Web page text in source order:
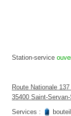
Station-service
Route Nationale
35400 Saint-
Services :